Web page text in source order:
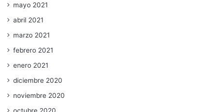
mayo 2021
abril 2021
marzo 2021
febrero 2021
enero 2021
diciembre 2020
noviembre 2020
octubre 2020